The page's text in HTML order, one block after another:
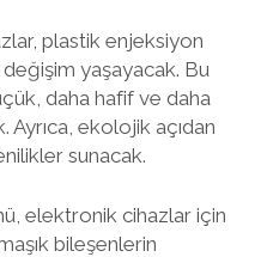
plastik enjeksiyon
yaşayacak. Bu
daha hafif ve daha
Ayrıca, ekolojik açıdan
sunacak.
elektronik cihazlar için
bileşenlerin